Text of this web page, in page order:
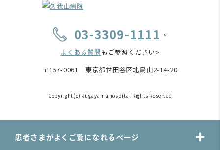
03-3309-1111 <
よくある質問もご参照ください>
〒157-0061 東京都世田谷区北烏山2-14-20
Copyright(c) kugayama hospital Rights Reserved
患者さまがよくご覧になれるページ